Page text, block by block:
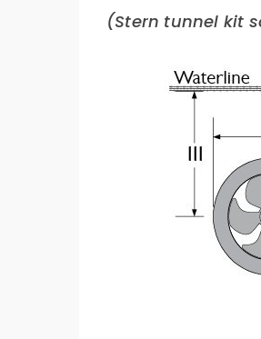
(Stern tunnel kit